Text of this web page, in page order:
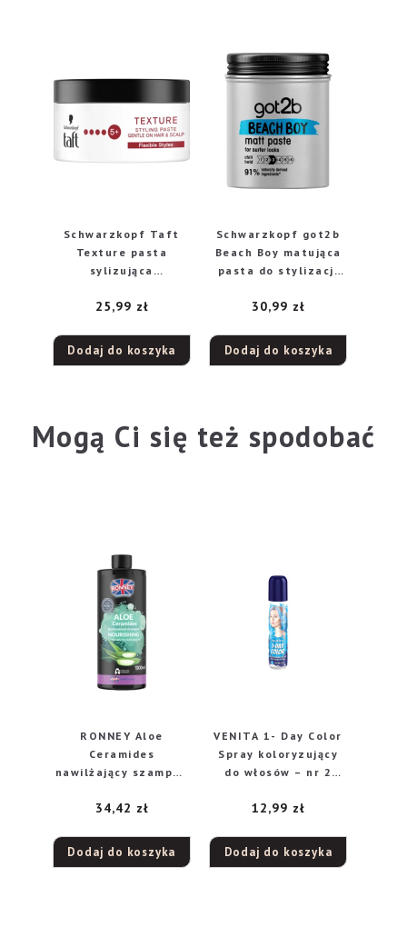
Schwarzkopf Taft
Texture pasta
sylizująca
utrwalająca, 100 ml
25,99 zł
Dodaj do koszyka
Schwarzkopf got2b
Beach Boy matująca
pasta do stylizacji
30,99 zł
Dodaj do koszyka
Mogą Ci się też spodobać
RONNEY Aloe
Ceramides
nawilżający szampon
matowych, 1000 ml
34,42 zł
Dodaj do koszyka
VENITA 1- Day Color
Spray koloryzujący
do włosów – nr 2
(niebieski) 50ml
12,99 zł
Dodaj do koszyka